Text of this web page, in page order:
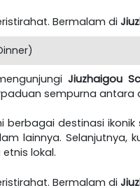
Bermalam di
Jiuzhaigou
sempurna
berbagai destinasi ikonik
lainnya. Selanjutnya,
lokal.
Bermalam di